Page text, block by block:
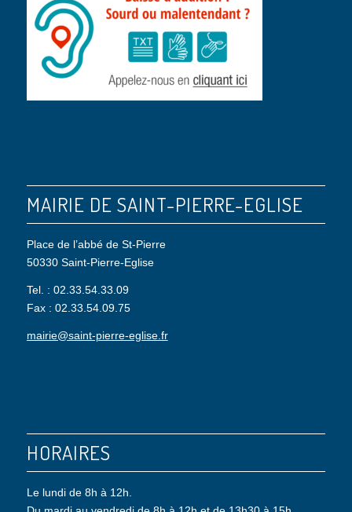
MAIRIE DE SAINT-PIERRE-EGLISE
Place de l’abbé de St-Pierre
50330 Saint-Pierre-Eglise
Tel. : 02.33.54.33.09
Fax : 02.33.54.09.75
mairie@saint-pierre-eglise.fr
HORAIRES
Le lundi de 8h à 12h.